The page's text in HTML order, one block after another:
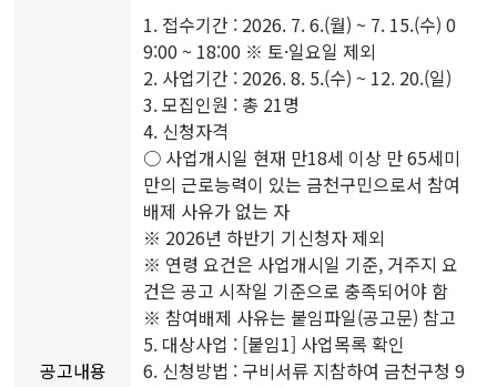
공고내용
1. 접수기간 : 2026. 7. 6.(월) ~ 7. 15.(수) 0
9:00 ~ 18:00 ※ 토·일요일 제외
2. 사업기간 : 2026. 8. 5.(수) ~ 12. 20.(일)
3. 모집인원 : 총 21명
4. 신청자격
○ 사업개시일 현재 만18세 이상 만 65세미
만의 근로능력이 있는 금천구민으로서 참여
배제 사유가 없는 자
※ 2026년 하반기 기신청자 제외
※ 연령 요건은 사업개시일 기준, 거주지 요
건은 공고 시작일 기준으로 충족되어야 함
※ 참여배제 사유는 붙임파일(공고문) 참고
5. 대상사업 : [붙임1] 사업목록 확인
6. 신청방법 : 구비서류 지참하여 금천구청 9